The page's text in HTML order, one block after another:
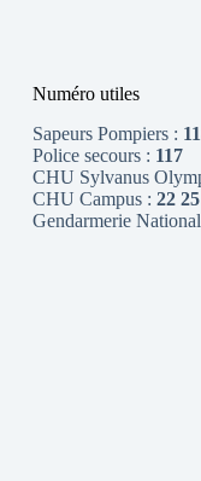
Numéro utiles
Sapeurs Pompiers :
Police secours : 117
CHU Sylvanus
CHU Campus : 22
Gendarmerie